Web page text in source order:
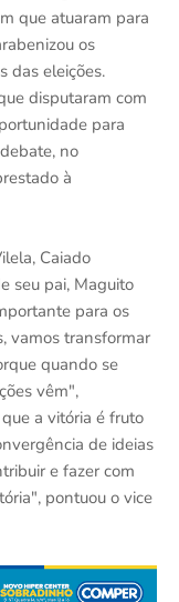
que atuaram para
os
das eleições.
disputaram com
para
no
à
Caiado
seu pai, Maguito
para os
vamos transformar
quando se
vêm",
a vitória é fruto
de ideias
e fazer com
pontuou o vice